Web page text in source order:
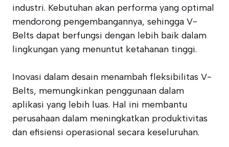
industri. Kebutuhan akan performa yang optimal
mendorong pengembangannya, sehingga V-
Belts dapat berfungsi dengan lebih baik dalam
lingkungan yang menuntut ketahanan tinggi.
Inovasi dalam desain menambah fleksibilitas V-
Belts, memungkinkan penggunaan dalam
aplikasi yang lebih luas. Hal ini membantu
perusahaan dalam meningkatkan produktivitas
dan efisiensi operasional secara keseluruhan.